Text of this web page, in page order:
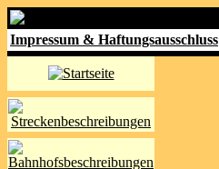
Impressum & Haftungsausschluss